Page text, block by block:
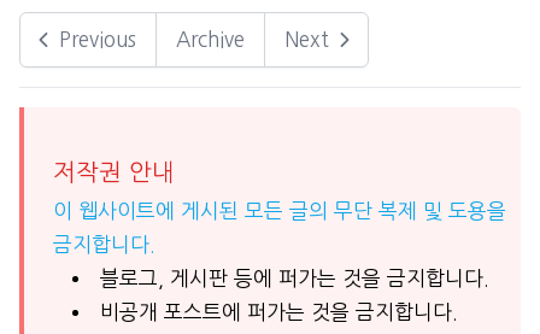
Previous Archive Next
저작권 안내
이 웹사이트에 게시된 모든 글의 무단 복제 및 도용을
금지합니다.
블로그, 게시판 등에 퍼가는 것을 금지합니다.
비공개 포스트에 퍼가는 것을 금지합니다.